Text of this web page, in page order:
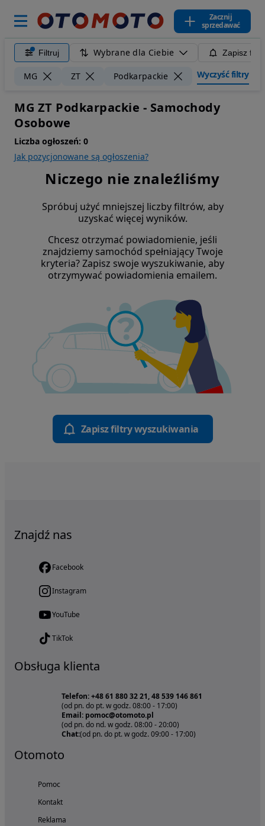
Zacznij
sprzedawać
Filtruj Wybrane dla Ciebie Zapisz
MG ZT Podkarpackie Wyczyść filtry
MG ZT Podkarpackie - Samochody
Osobowe
Liczba ogłoszeń: 0
Jak pozycjonowane są ogłoszenia?
Niczego nie znaleźliśmy
Spróbuj użyć mniejszej liczby filtrów, aby
uzyskać więcej wyników.
Chcesz otrzymać powiadomienie, jeśli
znajdziemy samochód spełniający Twoje
kryteria? Zapisz swoje wyszukiwanie, aby
otrzymywać powiadomienia emailem.
Zapisz filtry wyszukiwania
Znajdź nas
Facebook
Instagram
YouTube
TikTok
Obsługa klienta
Telefon: +48 61 880 32 21, 48 539 146 861
(od pn. do pt. w godz. 08:00 - 17:00)
Email: pomoc@otomoto.pl
(od pn. do nd. w godz. 08:00 - 20:00)
Chat:(od pn. do pt. w godz. 09:00 - 17:00)
Otomoto
Pomoc
Kontakt
Reklama